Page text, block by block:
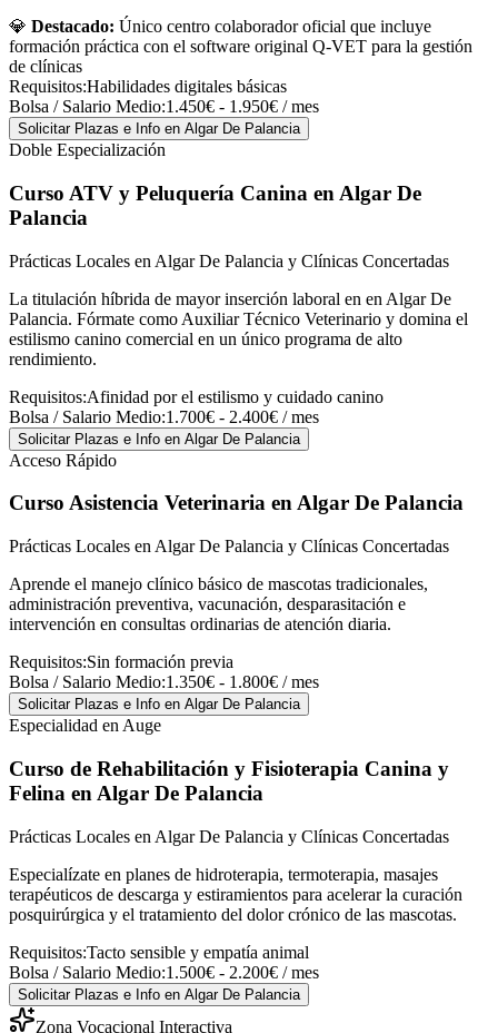
💎 Destacado: Único centro colaborador oficial que incluye
formación práctica con el software original Q-VET para la gestión
de clínicas
Requisitos:Habilidades digitales básicas
Bolsa / Salario Medio:1.450€ - 1.950€ / mes
Solicitar Plazas e Info en Algar De Palancia
Doble Especialización
Curso ATV y Peluquería Canina en Algar De
Palancia
Prácticas Locales en Algar De Palancia y Clínicas Concertadas
La titulación híbrida de mayor inserción laboral en en Algar De
Palancia. Fórmate como Auxiliar Técnico Veterinario y domina el
estilismo canino comercial en un único programa de alto
rendimiento.
Requisitos:Afinidad por el estilismo y cuidado canino
Bolsa / Salario Medio:1.700€ - 2.400€ / mes
Solicitar Plazas e Info en Algar De Palancia
Acceso Rápido
Curso Asistencia Veterinaria en Algar De Palancia
Prácticas Locales en Algar De Palancia y Clínicas Concertadas
Aprende el manejo clínico básico de mascotas tradicionales,
administración preventiva, vacunación, desparasitación e
intervención en consultas ordinarias de atención diaria.
Requisitos:Sin formación previa
Bolsa / Salario Medio:1.350€ - 1.800€ / mes
Solicitar Plazas e Info en Algar De Palancia
Especialidad en Auge
Curso de Rehabilitación y Fisioterapia Canina y
Felina en Algar De Palancia
Prácticas Locales en Algar De Palancia y Clínicas Concertadas
Especialízate en planes de hidroterapia, termoterapia, masajes
terapéuticos de descarga y estiramientos para acelerar la curación
posquirúrgica y el tratamiento del dolor crónico de las mascotas.
Requisitos:Tacto sensible y empatía animal
Bolsa / Salario Medio:1.500€ - 2.200€ / mes
Solicitar Plazas e Info en Algar De Palancia
Zona Vocacional Interactiva